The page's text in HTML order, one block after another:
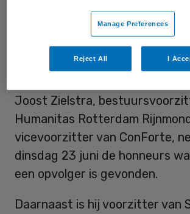
draagt hij het stokje over.
Samenwerking harder
Joost Zielstra,
Humanitas Rotterdam
vicevoorzitter van ConForte,
dinsdag 23 juni de honneurs
een opvolger is gevonden.
Daarnaast is hij voorzitter van
Manage Preferences
Reject All I